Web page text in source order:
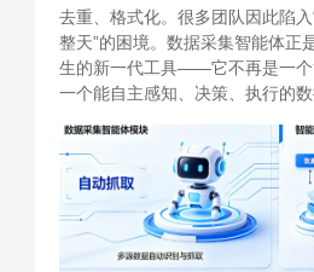
去重、格式化。很多团队因此陷
整天”的困境。数据采集智能体正
生的新一代工具——它不再是一个
一个能自主感知、决策、执行的数